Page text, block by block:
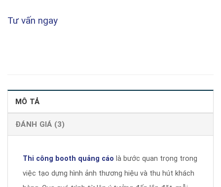
Tư vấn ngay
MÔ TẢ
ĐÁNH GIÁ (3)
Thi công booth quảng cáo là bước quan trọng trong
việc tạo dựng hình ảnh thương hiệu và thu hút khách